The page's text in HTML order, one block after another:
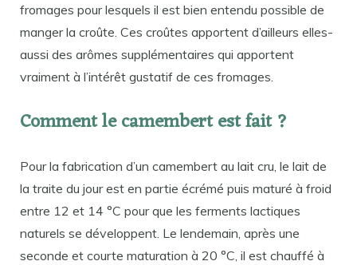
fromages pour lesquels il est bien entendu possible de
manger la croûte. Ces croûtes apportent d’ailleurs elles-
aussi des arômes supplémentaires qui apportent
vraiment à l’intérêt gustatif de ces fromages.
Comment le camembert est fait ?
Pour la fabrication d’un camembert au lait cru, le lait de
la traite du jour est en partie écrémé puis maturé à froid
entre 12 et 14 °C pour que les ferments lactiques
naturels se développent. Le lendemain, après une
seconde et courte maturation à 20 °C, il est chauffé à